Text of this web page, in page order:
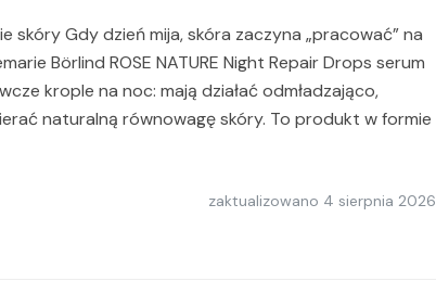
skóry Gdy dzień mija, skóra zaczyna „pracować” na
Börlind ROSE NATURE Night Repair Drops serum
krople na noc: mają działać odmładzająco,
naturalną równowagę skóry. To produkt w formie
zaktualizowano 4 sierpnia 2026